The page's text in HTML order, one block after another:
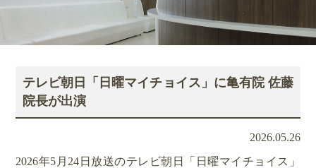
テレビ朝日「日曜マイチョイス」に亀有院 佐藤
院長が出演
2026.05.26
2026年5月24日放送のテレビ朝日「日曜マイチョイス」